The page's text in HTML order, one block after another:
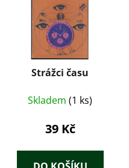
Strážci času
Skladem (1 ks)
39 Kč